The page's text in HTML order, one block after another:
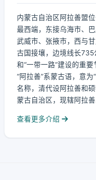
内蒙古自治区阿拉善盟
最西端，东接乌海市、
武威市、张掖市，西与
古国接壤，边境线长
和“一带一路”建设的重要
“阿拉善”系蒙古语，意
名称，清代设阿拉善和
蒙古自治区，现辖阿拉
查看更多介绍